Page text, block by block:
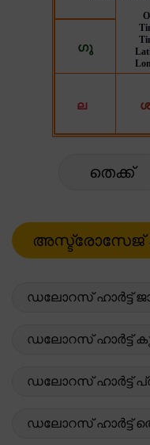
തെക്ക്
ഡലോറസ് ഹാർട്ട്
ഡലോറസ് ഹാർട്ട്
ഡലോറസ് ഹാർട്ട്
ഡലോറസ് ഹാർട്ട്